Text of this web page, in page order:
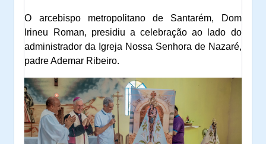
O arcebispo metropolitano de Santarém, Dom
Irineu Roman, presidiu a celebração ao lado do
administrador da Igreja Nossa Senhora de Nazaré,
padre Ademar Ribeiro.